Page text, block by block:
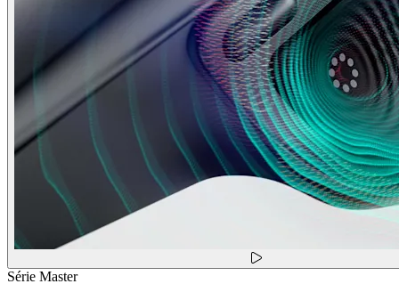
Série Master